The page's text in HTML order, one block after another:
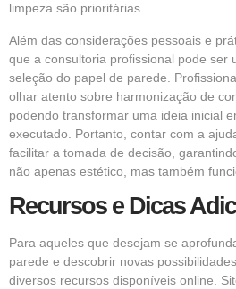
limpeza são prioritárias.
Além das considerações pessoais e
que a consultoria profissional pode ser
seleção do papel de parede.
olhar atento sobre harmonização de
podendo transformar uma ideia inicial
executado. Portanto, contar com a
facilitar a tomada de decisão,
não apenas estético, mas também
Recursos e Dicas
Para aqueles que desejam se
parede e descobrir novas
diversos recursos disponíveis online.